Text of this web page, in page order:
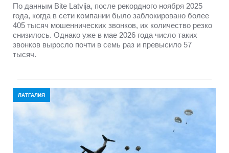
По данным Bite Latvija, после рекордного ноября 2025
года, когда в сети компании было заблокировано более
405 тысяч мошеннических звонков, их количество резко
снизилось. Однако уже в мае 2026 года число таких
звонков выросло почти в семь раз и превысило 57
тысяч.
ЛАТГАЛИЯ